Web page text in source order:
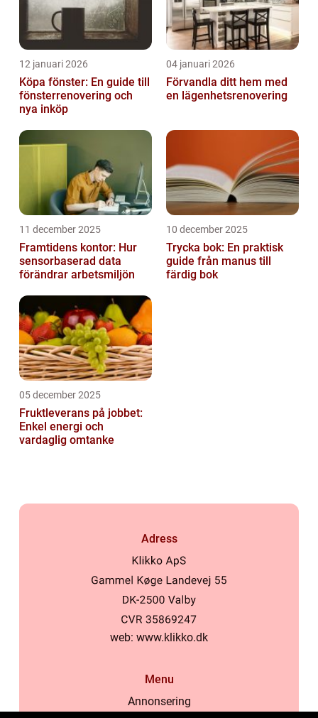
12 januari 2026
Köpa fönster: En guide till
fönsterrenovering och
nya inköp
04 januari 2026
Förvandla ditt hem med
en lägenhetsrenovering
11 december 2025
Framtidens kontor: Hur
sensorbaserad data
förändrar arbetsmiljön
10 december 2025
Trycka bok: En praktisk
guide från manus till
färdig bok
05 december 2025
Fruktleverans på jobbet:
Enkel energi och
vardaglig omtanke
Adress
web: www.klikko.dk
Menu
Annonsering